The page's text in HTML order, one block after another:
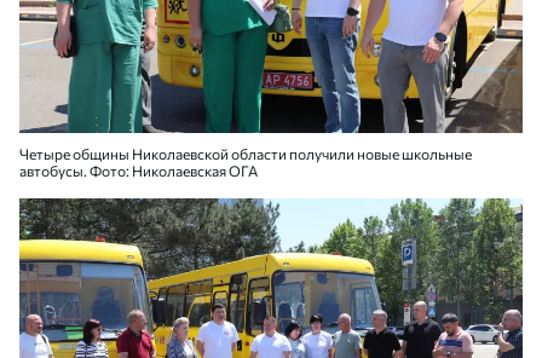
Четыре общины Николаевской области получили новые школьные
автобусы. Фото: Николаевская ОГА